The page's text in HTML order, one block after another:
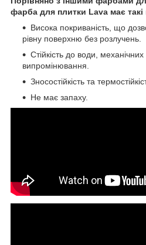
фарба для плитки Lava має такі
Висока покриваність, що
рівну поверхню без розлучень.
Стійкість до води,
випромінювання.
Зносостійкість та
Не має запаху.